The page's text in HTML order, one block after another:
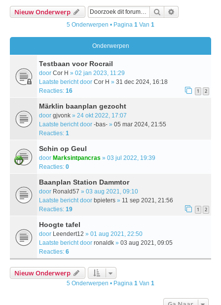
Nieuw Onderwerp Zoek
5 Onderwerpen • Pagina 1 Van 1
Onderwerpen
Testbaan voor Rocrail
door Cor H » 02 jan 2023, 11:29
Laatste bericht door Cor H » 31 dec 2024, 16:18
Reacties: 16 1 2
Märklin baanplan gezocht
door gjvonk » 24 okt 2022, 17:07
Laatste bericht door -bas- » 05 mar 2024, 21:55
Reacties: 1
Schin op Geul
door Marksintpancras » 03 jul 2022, 19:39
Reacties: 0
Baanplan Station Dammtor
door Ronald57 » 03 aug 2021, 09:10
Laatste bericht door bpieters » 11 sep 2021, 21:56
Reacties: 19 1 2
Hoogte tafel
door Leendert12 » 01 aug 2021, 22:50
Laatste bericht door ronaldk » 03 aug 2021, 09:05
Reacties: 6
Nieuw Onderwerp
5 Onderwerpen • Pagina 1 Van 1